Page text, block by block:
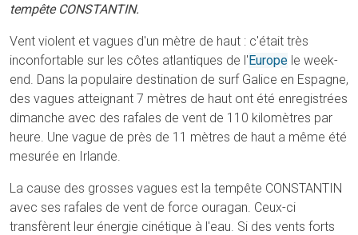
tempête CONSTANTIN.
Vent violent et vagues d'un mètre de haut : c'était très
inconfortable sur les côtes atlantiques de l'Europe le week-
end. Dans la populaire destination de surf Galice en Espagne,
des vagues atteignant 7 mètres de haut ont été enregistrées
dimanche avec des rafales de vent de 110 kilomètres par
heure. Une vague de près de 11 mètres de haut a même été
mesurée en Irlande.
La cause des grosses vagues est la tempête CONSTANTIN
avec ses rafales de vent de force ouragan. Ceux-ci
transfèrent leur énergie cinétique à l'eau. Si des vents forts